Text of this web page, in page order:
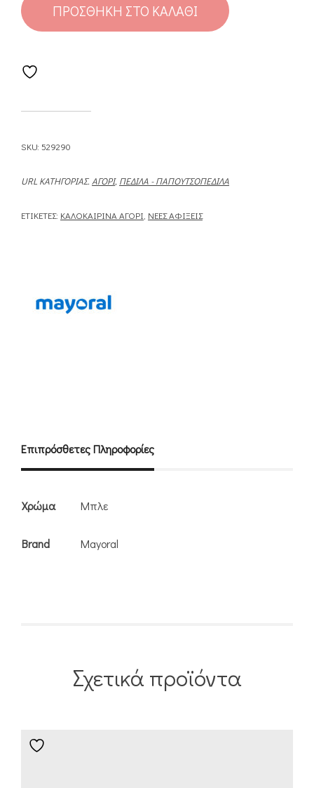
ΠΡΟΣΘΉΚΗ ΣΤΟ ΚΑΛΆΘΙ
SKU: 529290
URL ΚΑΤΗΓΟΡΊΑΣ. ΑΓΌΡΙ, ΠΈΔΙΛΑ - ΠΑΠΟΥΤΣΟΠΈΔΙΛΑ
ΕΤΙΚΈΤΕΣ: ΚΑΛΟΚΑΙΡΙΝΆ ΑΓΌΡΙ ΝΈΕΣ ΑΦΊΞΕΙΣ
Επιπρόσθετες Πληροφορίες
Χρώμα Μπλε
Brand Mayoral
Σχετικά προϊόντα